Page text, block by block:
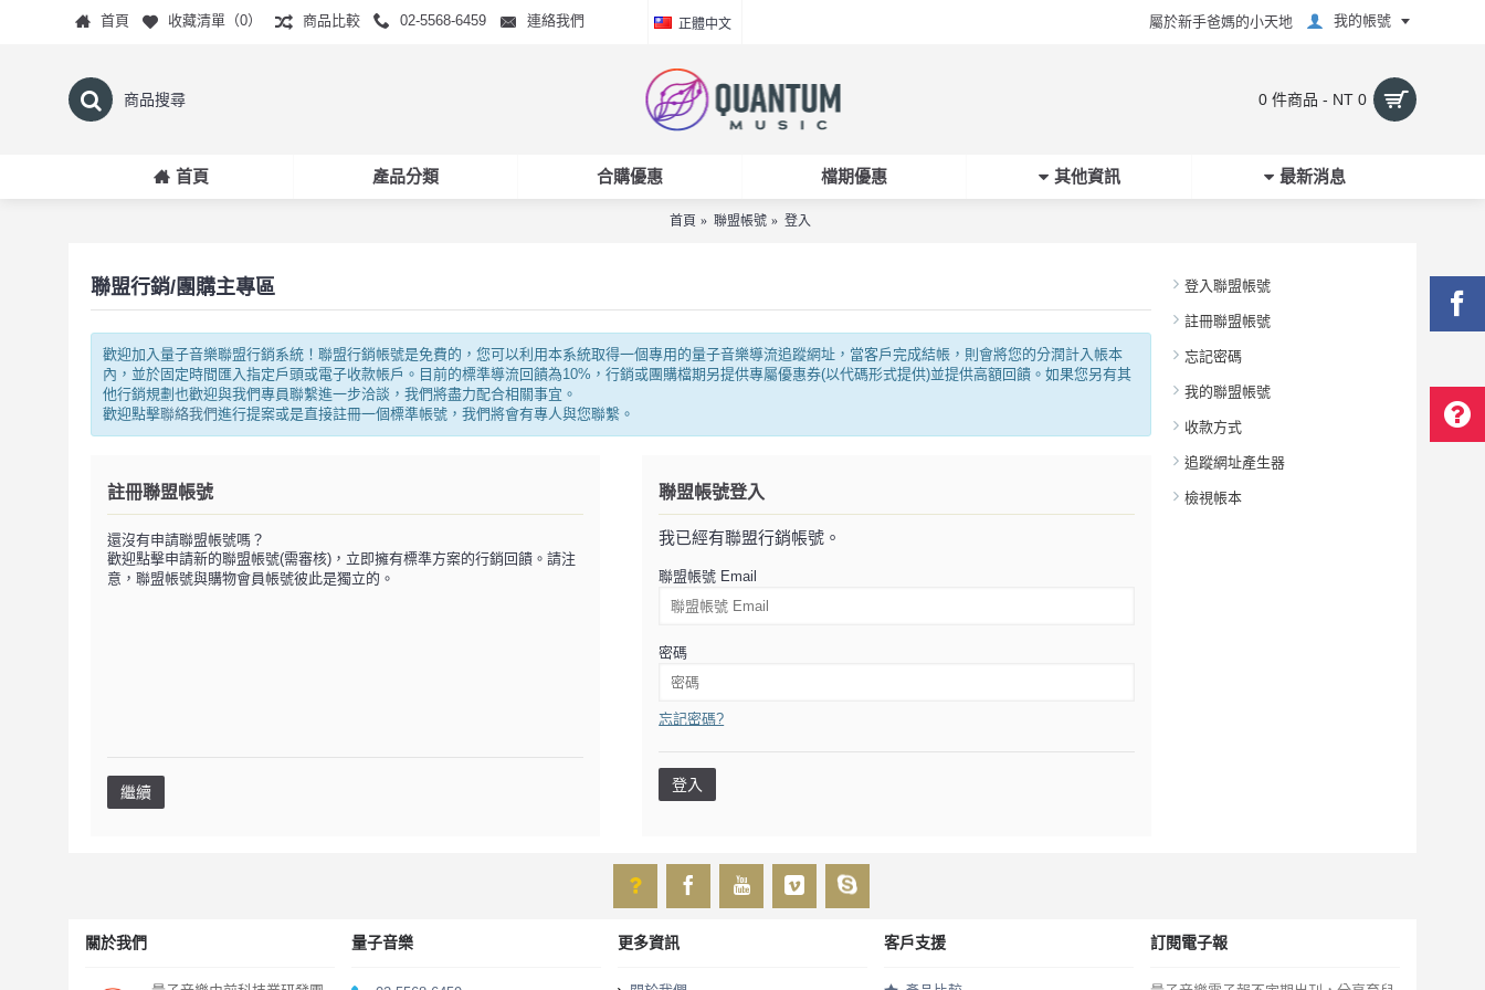
首頁 收藏清單（0） 商品比較 02-5568-6459 連絡我們 正體中文 屬於新手爸媽的小天地 我的帳號
0 件商品 - NT 0
首頁 產品分類 合購優惠 檔期優惠 其他資訊 最新消息
首頁 聯盟帳號 登入
登入聯盟帳號
註冊聯盟帳號
忘記密碼
我的聯盟帳號
收款方式
追蹤網址產生器
檢視帳本
聯盟行銷/團購主專區
歡迎加入量子音樂聯盟行銷系統！聯盟行銷帳號是免費的，您可以利用本系統取得一個專用的量子音樂導流追蹤網址，當客戶完成結帳，則會將您的分潤計入帳本
內，並於固定時間匯入指定戶頭或電子收款帳戶。目前的標準導流回饋為10%，行銷或團購檔期另提供專屬優惠券(以代碼形式提供)並提供高額回饋。如果您另有其
他行銷規劃也歡迎與我們專員聯繫進一步洽談，我們將盡力配合相關事宜。
歡迎點擊聯絡我們進行提案或是直接註冊一個標準帳號，我們將會有專人與您聯繫。
註冊聯盟帳號
還沒有申請聯盟帳號嗎？
歡迎點擊申請新的聯盟帳號(需審核)，立即擁有標準方案的行銷回饋。請注
意，聯盟帳號與購物會員帳號彼此是獨立的。
繼續
聯盟帳號登入
我已經有聯盟行銷帳號。
聯盟帳號 Email
密碼
忘記密碼?
關於我們 量子音樂 更多資訊 客戶支援 訂閱電子報